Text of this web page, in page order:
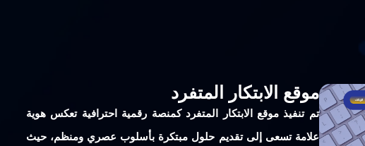
موقع الابتكار المتفرد
تم تنفيذ موقع الابتكار المتفرد كمنصة رقمية احترافية تعكس هوية
علامة تسعى إلى تقديم حلول مبتكرة بأسلوب عصري ومنظم، حيث